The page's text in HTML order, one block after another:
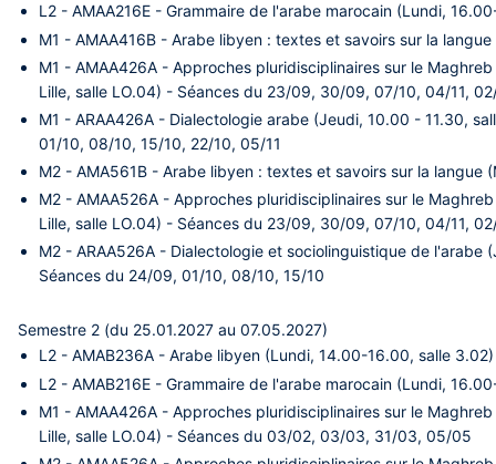
L2 - AMAA216E - Grammaire de l'arabe marocain (Lundi,
M1 - AMAA416B - Arabe libyen : textes et savoirs sur la
M1 - AMAA426A - Approches pluridisciplinaires sur le
Lille, salle LO.04) - Séances du 23/09, 30/09, 07/10, 04/11,
M1 - ARAA426A - Dialectologie arabe (Jeudi, 10.00 - 11.30,
01/10, 08/10, 15/10, 22/10, 05/11
M2 - AMA561B - Arabe libyen : textes et savoirs sur la langue
M2 - AMAA526A - Approches pluridisciplinaires sur le
Lille, salle LO.04) - Séances du 23/09, 30/09, 07/10, 04/11,
M2 - ARAA526A - Dialectologie et sociolinguistique de l'arabe
Séances du 24/09, 01/10, 08/10, 15/10
Semestre 2 (du 25.01.2027 au 07.05.2027)
L2 -AMAB236A - Arabe libyen (Lundi, 14.00-16.00, salle 3.02)
L2 -AMAB216E - Grammaire de l'arabe marocain (Lundi,
M1 - AMAA426A - Approches pluridisciplinaires sur le
Lille, salle LO.04) - Séances du 03/02, 03/03, 31/03, 05/05